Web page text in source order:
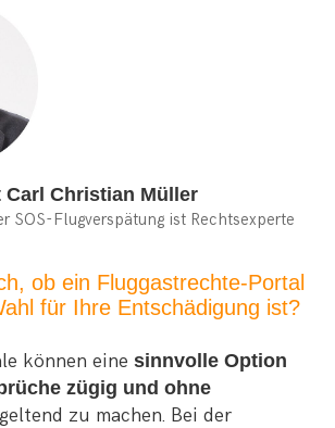
Carl Christian Müller
SOS-Flugverspätung ist Rechtsexperte
ob ein Fluggastrechte-Portal
für Ihre Entschädigung ist?
können eine sinnvolle Option
zügig und ohne
geltend zu machen. Bei der